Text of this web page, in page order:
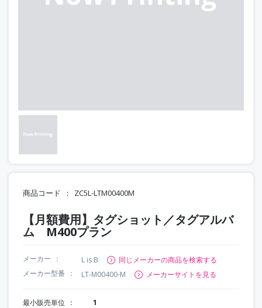
商品コード ZC5L-LTM00400M
【月額費用】タグショット／タグアルバ
ム M400プラン
メーカー L is B
同じメーカーの商品を検索する
メーカー型番
LT-M00400-M メーカーサイトを見る
最小販売単位 1